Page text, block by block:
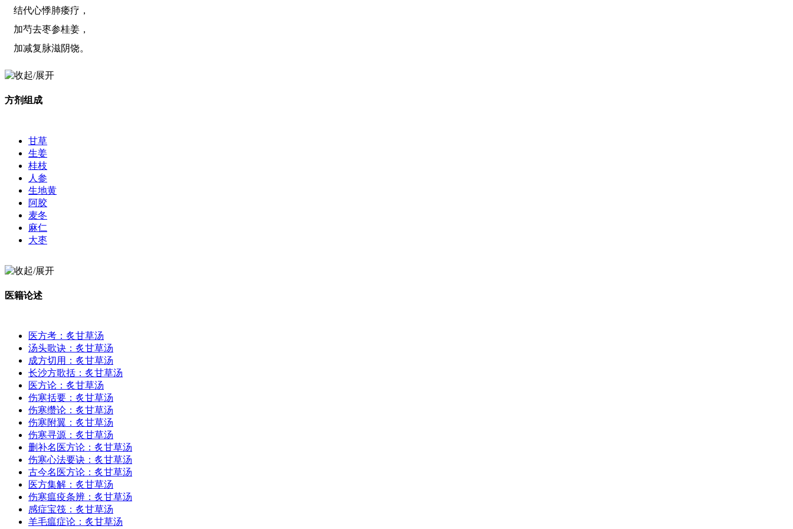
结代心悸肺痿疗，
加芍去枣参桂姜，
加减复脉滋阴饶。
方剂组成
甘草
生姜
桂枝
人参
生地黄
阿胶
麦冬
麻仁
大枣
医籍论述
医方考：炙甘草汤
汤头歌诀：炙甘草汤
成方切用：炙甘草汤
长沙方歌括：炙甘草汤
医方论：炙甘草汤
伤寒括要：炙甘草汤
伤寒缵论：炙甘草汤
伤寒附翼：炙甘草汤
伤寒寻源：炙甘草汤
删补名医方论：炙甘草汤
伤寒心法要诀：炙甘草汤
古今名医方论：炙甘草汤
医方集解：炙甘草汤
伤寒瘟疫条辨：炙甘草汤
感症宝筏：炙甘草汤
羊毛瘟症论：炙甘草汤